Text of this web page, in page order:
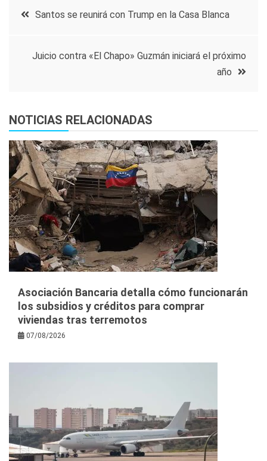
Navegación
Santos se reunirá con Trump en la Casa Blanca
Juicio contra «El Chapo» Guzmán iniciará el próximo
año
NOTICIAS RELACIONADAS
Asociación Bancaria detalla cómo funcionarán
los subsidios y créditos para comprar
viviendas tras terremotos
07/08/2026